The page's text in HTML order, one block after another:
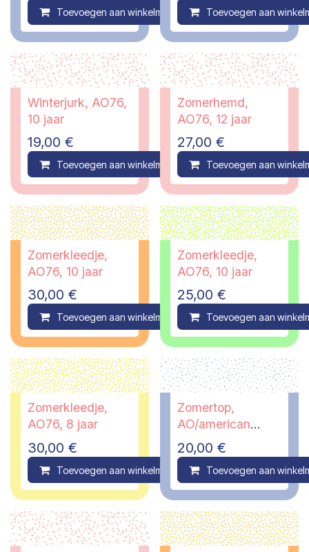
Toevoegen aan winkelmandje Compare
Toevoegen aan
Winterjurk, AO76,
10 jaar
19,00 €
Toevoegen aan winkelmandje Compare
Zomerhemd,
AO76, 12 jaar
27,00 €
Toevoegen aan
Zomerkleedje,
AO76, 10 jaar
30,00 €
Toevoegen aan winkelmandje Compare
Zomerkleedje,
AO76, 10 jaar
25,00 €
Toevoegen aan
Zomerkleedje,
AO76, 8 jaar
30,00 €
Toevoegen aan winkelmandje Compare
Zomertop,
AO/american
outfitters, 6 jaar -
PI
20,00 €
Toevoegen aan